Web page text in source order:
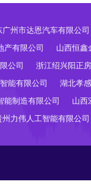
广州市达恩汽车有限公司
产有限公司 山西恒鑫
公司 浙江绍兴阳正
能有限公司 湖北孝
能制造有限公司 山西
州力伟人工智能有限公司